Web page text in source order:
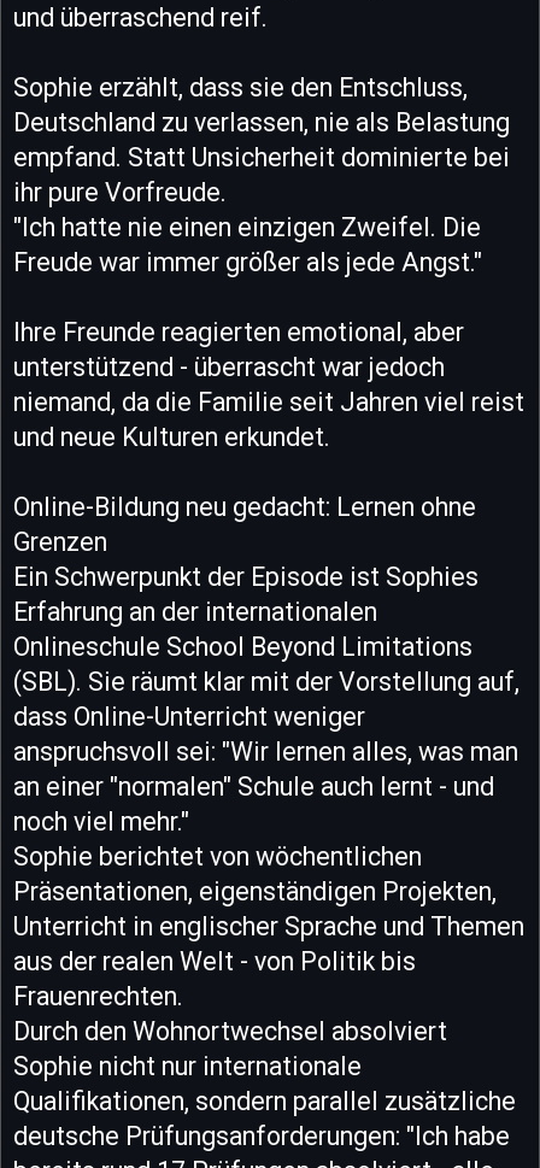
und überraschend reif.
Sophie erzählt, dass sie den Entschluss,
Deutschland zu verlassen, nie als Belastung
empfand. Statt Unsicherheit dominierte bei
ihr pure Vorfreude.
"Ich hatte nie einen einzigen Zweifel. Die
Freude war immer größer als jede Angst."
Ihre Freunde reagierten emotional, aber
unterstützend - überrascht war jedoch
niemand, da die Familie seit Jahren viel reist
und neue Kulturen erkundet.
Online-Bildung neu gedacht: Lernen ohne
Grenzen
Ein Schwerpunkt der Episode ist Sophies
Erfahrung an der internationalen
Onlineschule School Beyond Limitations
(SBL). Sie räumt klar mit der Vorstellung auf,
dass Online-Unterricht weniger
anspruchsvoll sei: "Wir lernen alles, was man
an einer "normalen" Schule auch lernt - und
noch viel mehr."
Sophie berichtet von wöchentlichen
Präsentationen, eigenständigen Projekten,
Unterricht in englischer Sprache und Themen
aus der realen Welt - von Politik bis
Frauenrechten.
Durch den Wohnortwechsel absolviert
Sophie nicht nur internationale
Qualifikationen, sondern parallel zusätzliche
deutsche Prüfungsanforderungen: "Ich habe